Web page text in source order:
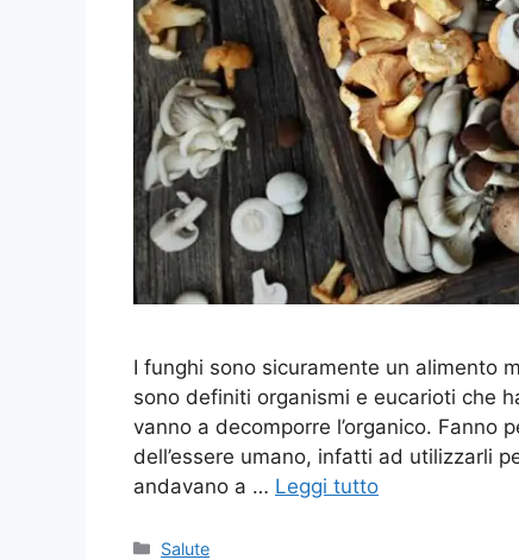
I funghi sono sicuramente un alimento
sono definiti organismi e eucarioti che
vanno a decomporre l’organico. Fanno
dell’essere umano, infatti ad utilizzarli
andavano a … Leggi tutto
Categorie
Salute